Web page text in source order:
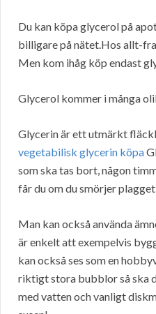
Du kan köpa glycerol på
billigare på nätet.Hos allt-
Men kom ihåg köp endast
Glycerol kommer i många
Glycerin är ett utmärkt
vegetabilisk glycerin köpa
som ska tas bort, någon
får du om du smörjer plagget
Man kan också använda
är enkelt att exempelvis
kan också ses som en
riktigt stora bubblor så ska
med vatten och vanligt